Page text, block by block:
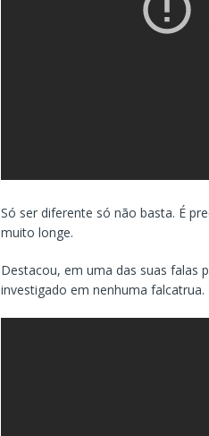
Só ser diferente só não basta. É
muito longe.
Destacou, em uma das suas falas
investigado em nenhuma falcatrua.